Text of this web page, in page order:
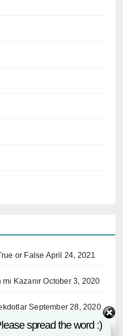
or False April 24, 2021
Kazanır October 3, 2020
September 28, 2020
Gurbetçinin İzlenimleri
spread the word :)